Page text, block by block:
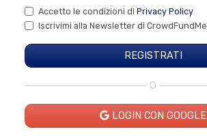
Accetto le condizioni di Privacy Policy
Iscrivimi alla Newsletter di CrowdFundMe
O
LOGIN CON GOOGLE